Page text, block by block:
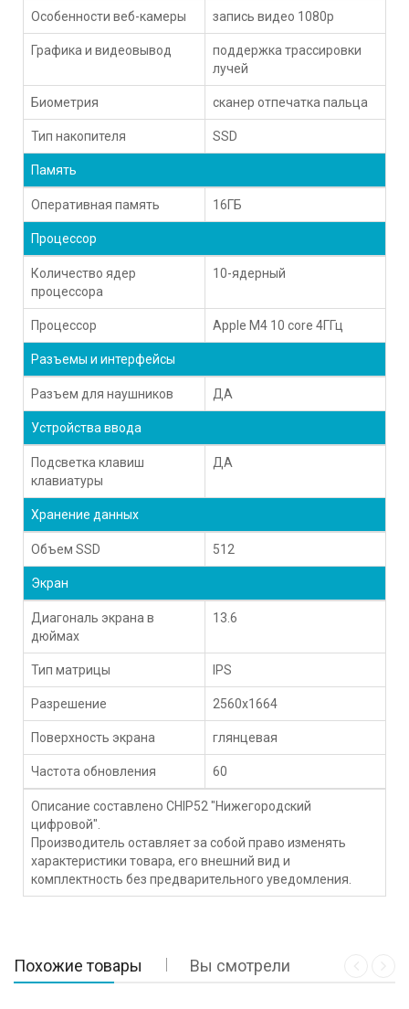
Особенности веб-камеры запись видео 1080p
Графика и видеовывод
поддержка трассировки
лучей
Биометрия сканер отпечатка пальца
Тип накопителя SSD
Память
Оперативная память 16ГБ
Процессор
Количество ядер
процессора
10-ядерный
Процессор Apple M4 10 core 4ГГц
Разъемы и интерфейсы
Разъем для наушников ДА
Устройства ввода
Подсветка клавиш
клавиатуры
ДА
Хранение данных
Объем SSD 512
Экран
Диагональ экрана в
дюймах
13.6
Тип матрицы IPS
Разрешение 2560x1664
Поверхность экрана глянцевая
Частота обновления 60
Описание составлено CHIP52 "Нижегородский
цифровой".
Производитель оставляет за собой право изменять
характеристики товара, его внешний вид и
комплектность без предварительного уведомления.
Похожие товары Вы смотрели